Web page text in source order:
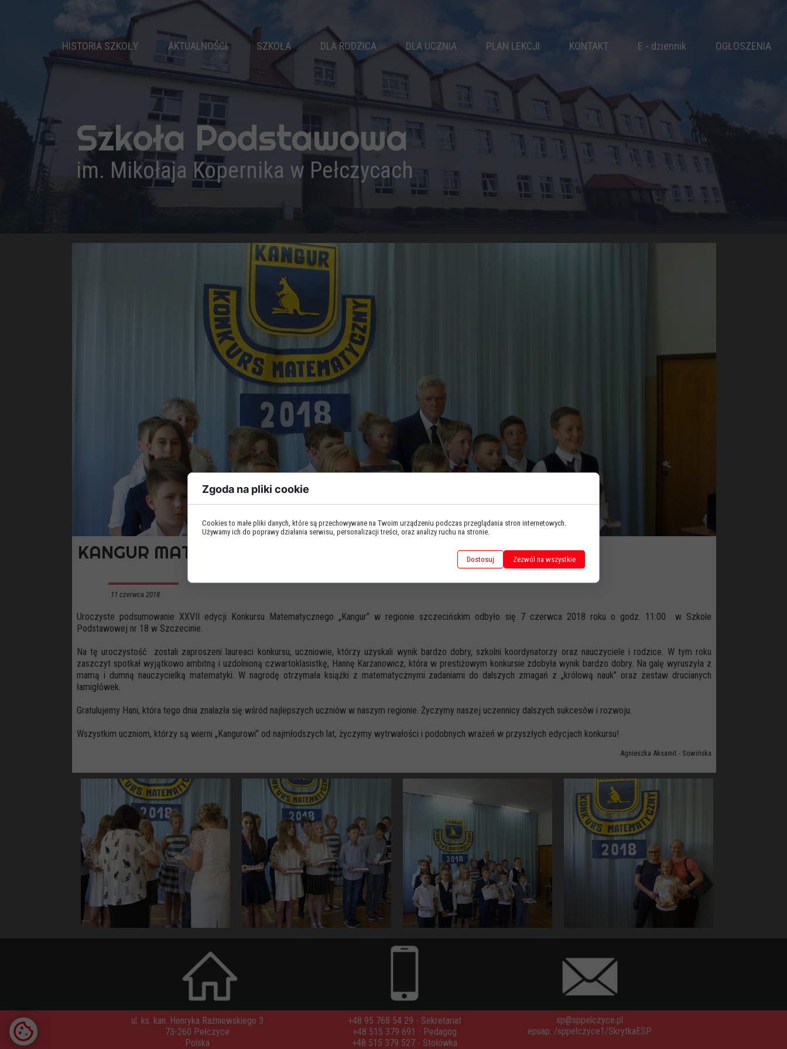
Uroczyste podsumowanie XXVII edycji Konkursu Matematycznego „Kangur” w regionie szczecińskim odbyło się 7 czerwca 2018 roku o godz. 11:00 w Szkole
Podstawowej nr 18 w Szczecinie.
Na tę uroczystość zostali zaproszeni laureaci konkursu, uczniowie, którzy uzyskali wynik bardzo dobry, szkolni koordynatorzy oraz nauczyciele i rodzice. W tym roku
zaszczyt spotkał wyjątkowo ambitną i uzdolnioną czwartoklasistkę, Hannę Karżanowicz, która w prestiżowym konkursie zdobyła wynik bardzo dobry. Na galę wyruszyła z
mamą i dumną nauczycielką matematyki. W nagrodę otrzymała książki z matematycznymi zadaniami do dalszych zmagań z „królową nauk” oraz zestaw drucianych
łamigłówek.
Gratulujemy Hani, która tego dnia znalazła się wśród najlepszych uczniów w naszym regionie. Życzymy naszej uczennicy dalszych sukcesów i rozwoju.
Wszystkim uczniom, którzy są wierni „Kangurowi” od najmłodszych lat, życzymy wytrwałości i podobnych wrażeń w przyszłych edycjach konkursu!
Agnieszka Aksamit - Sowińska
HISTORIA SZKOŁY
PRYMUSI
KADRA PEDAGOGICZNA
ADMINISTRACJA I OBSŁUGA
AKTUALNOŚCI SZKOŁA
KLASY
PEDAGOG
LOGOPEDA
PSYCHOLOG
PROJEKTY
DLA RODZICA
RADA RODZICÓW
KALENDARZ ROKU
DZWONKI
ŚWIETLICA
KOMUNIKATY
REKRUTACJA
DLA UCZNIA
SAMORZĄD
KOŁA ZAINTERESOWAŃ
ZAJĘCIA SPORTOWE
ZAJĘCIA WYRÓWNAWCZE
PLAN LEKCJI KONTAKT E - dziennik OGŁOSZENIA
Szkoła Podstawowa
im. Mikołaja Kopernika w Pełczycach
11 czerwca 2018
KANGUR MATEMATYCZNY
sp@sppelczyce.pl
epuap: /sppelczyce1/SkrytkaESP
+48 95 768 54 29 - Sekretariat
+48 515 379 691 - Pedagog
+48 515 379 527 - Stołówka
ul. ks. kan. Henryka Raźniewskiego 3
73-260 Pełczyce
Polska
Zgoda na pliki cookie
Cookies to małe pliki danych, które są przechowywane na Twoim urządzeniu podczas przeglądania stron internetowych.
Używamy ich do poprawy działania serwisu, personalizacji treści, oraz analizy ruchu na stronie.
Dostosuj Zezwól na wszystkie